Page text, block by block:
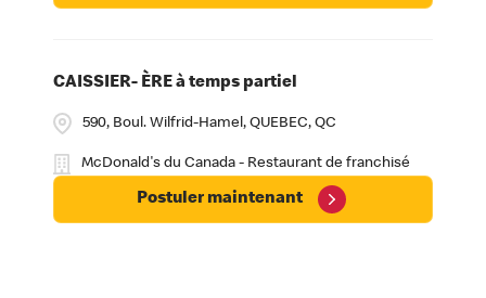
CAISSIER- ÈRE à temps partiel
590, Boul. Wilfrid-Hamel, QUEBEC, QC
McDonald's du Canada - Restaurant de franchisé
Postuler maintenant